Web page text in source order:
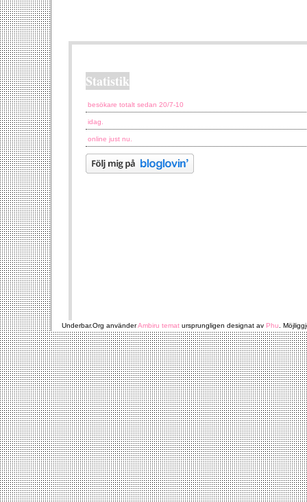
Statistik
besökare totalt sedan 20/7-10
idag.
online just nu.
Underbar.Org använderAmbiru temat ursprungligen designat av Phu.